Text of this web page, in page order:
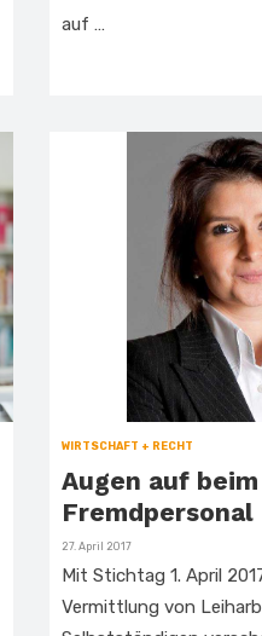
auf …
WIRTSCHAFT + RECHT
Augen auf
Fremdpersonal
Veröffentlicht
27. April 2017
Mit Stichtag 1. April
Vermittlung von